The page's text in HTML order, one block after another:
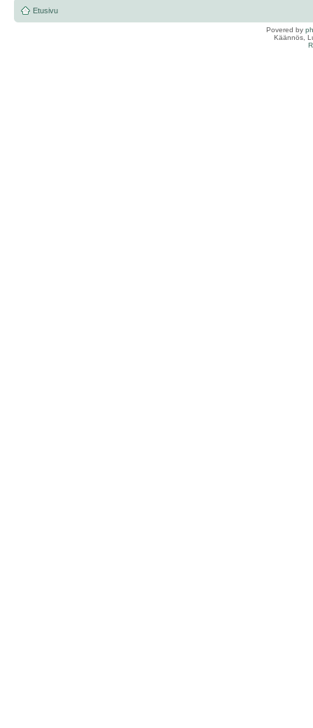
Etusivu
Povered by
Käännös,